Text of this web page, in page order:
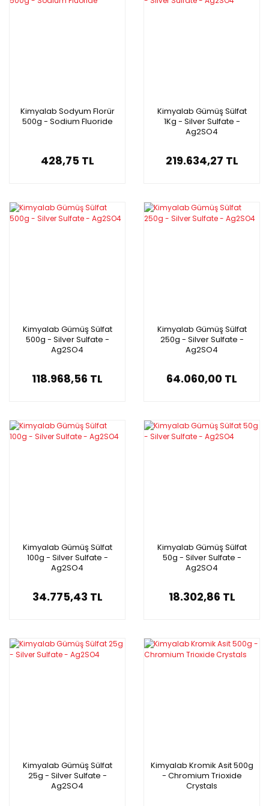
Kimyalab Sodyum Florür
500g - Sodium Fluoride
428,75 TL
Kimyalab Gümüş Sülfat
1Kg - Silver Sulfate -
Ag2SO4
219.634,27 TL
Kimyalab Gümüş Sülfat
500g - Silver Sulfate -
Ag2SO4
118.968,56 TL
Kimyalab Gümüş Sülfat
250g - Silver Sulfate -
Ag2SO4
64.060,00 TL
Kimyalab Gümüş Sülfat
100g - Silver Sulfate -
Ag2SO4
34.775,43 TL
Kimyalab Gümüş Sülfat
50g - Silver Sulfate -
Ag2SO4
18.302,86 TL
Kimyalab Gümüş Sülfat
25g - Silver Sulfate -
Ag2SO4
Kimyalab Kromik Asit 500g
- Chromium Trioxide
Crystals